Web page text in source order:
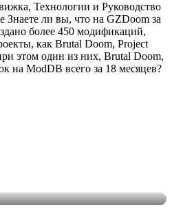
Технологии и Руководство
Знаете ли вы, что на GZDoom за
более 450 модификаций,
как Brutal Doom, Project
этом один из них, Brutal Doom,
на ModDB всего за 18 месяцев?